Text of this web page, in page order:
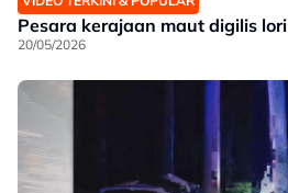
Pesara kerajaan maut digilis lori
20/05/2026